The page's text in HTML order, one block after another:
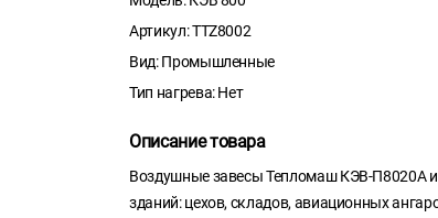
Артикул: TTZ8002
Вид: Промышленные
Тип нагрева: Нет
Описание товара
Воздушные завесы Тепломаш КЭВ-П8020A
зданий: цехов, складов, авиационных